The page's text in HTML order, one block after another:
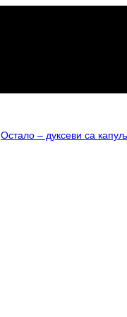
Остало – дуксеви са